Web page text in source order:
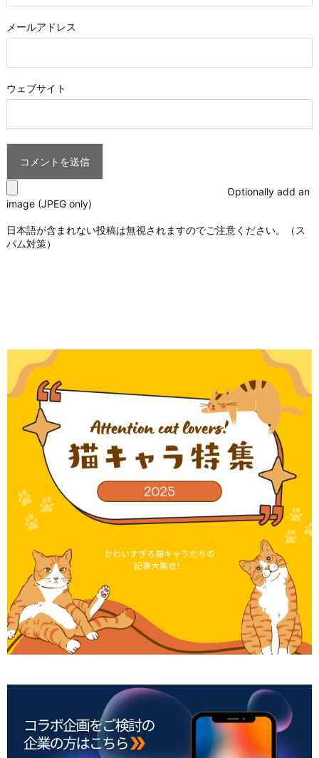
メールアドレス
ウェブサイト
Optionally add an
image (JPEG only)
日本語が含まれない投稿は無視されますのでご注意ください。（ス
パム対策）